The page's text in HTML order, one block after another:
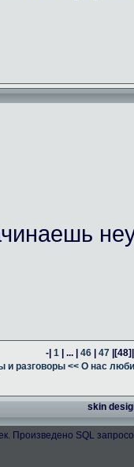
-| 1 | ... | 46 | 47 |[48]
и разговоры << О нас
skin
Произведено SQL